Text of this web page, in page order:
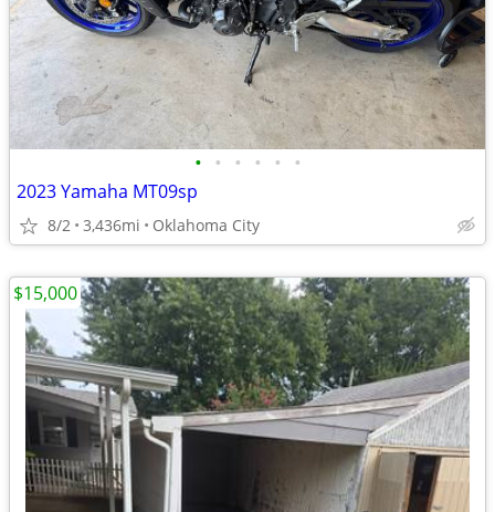
• • • • • •
2023 Yamaha MT09sp
8/2 3,436mi Oklahoma City
$15,000